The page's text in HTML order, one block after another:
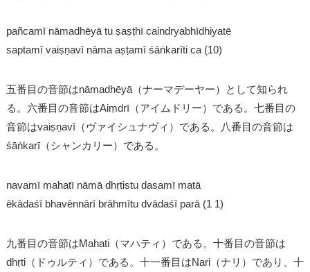
pañcamī nāmadhēyā tu ṣaṣṭhī caindryabhīdhiyatē
saptamī vaiṣṇavī nāma aṣṭamī śāṅkarīti ca (10)
五番目の音節はnāmadhēyā（ナーマデーヤー）として知られ
る。六番目の音節はAiṃdrī（アイムドリー）である。七番目の
音節はvaiṣṇavī（ヴァイシュナヴィ）である。八番目の音節は
śāṅkarī（シャンカリー）である。
navamī mahatī nāmā dhṛtistu dasamī matā
ēkādaśī bhavēnnārī brāhmītu dvādaśī parā (1 1)
九番目の音節はMahati（マハティ）である。十番目の音節は
dhṛti（ドゥルティ）である。十一番目はNari（ナリ）であり、十